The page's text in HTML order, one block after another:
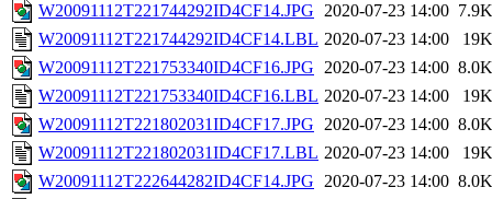
W20091112T221744292ID4CF14.JPG 2020-07-23 14:00 7.9K
W20091112T221744292ID4CF14.LBL 2020-07-23 14:00
19K
W20091112T221753340ID4CF16.JPG 2020-07-23 14:00 8.0K
W20091112T221753340ID4CF16.LBL 2020-07-23 14:00
19K
W20091112T221802031ID4CF17.JPG 2020-07-23 14:00 8.0K
W20091112T221802031ID4CF17.LBL 2020-07-23 14:00
19K
W20091112T222644282ID4CF14.JPG 2020-07-23 14:00 8.0K